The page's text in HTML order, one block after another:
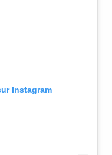
Instagram